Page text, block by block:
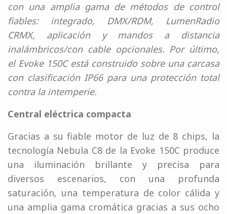
con una amplia gama de métodos de control
fiables: integrado, DMX/RDM, LumenRadio
CRMX, aplicación y mandos a distancia
inalámbricos/con cable opcionales. Por último,
el Evoke 150C está construido sobre una carcasa
con clasificación IP66 para una protección total
contra la intemperie.
Central eléctrica compacta
Gracias a su fiable motor de luz de 8 chips, la
tecnología Nebula C8 de la Evoke 150C produce
una iluminación brillante y precisa para
diversos escenarios, con una profunda
saturación, una temperatura de color cálida y
una amplia gama cromática gracias a sus ocho